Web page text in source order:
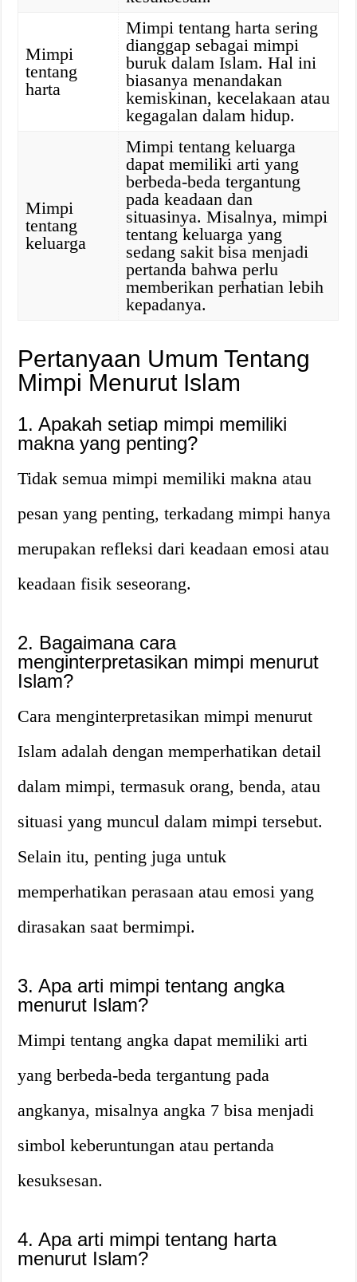
Mimpi
tentang
harta
Mimpi tentang harta sering
dianggap sebagai mimpi
buruk dalam Islam. Hal ini
biasanya menandakan
kemiskinan, kecelakaan atau
kegagalan dalam hidup.
Mimpi
tentang
keluarga
Mimpi tentang keluarga
dapat memiliki arti yang
berbeda-beda tergantung
pada keadaan dan
situasinya. Misalnya, mimpi
tentang keluarga yang
sedang sakit bisa menjadi
pertanda bahwa perlu
memberikan perhatian lebih
kepadanya.
Pertanyaan Umum Tentang
Mimpi Menurut Islam
1. Apakah setiap mimpi memiliki
makna yang penting?
Tidak semua mimpi memiliki makna atau
pesan yang penting, terkadang mimpi hanya
merupakan refleksi dari keadaan emosi atau
keadaan fisik seseorang.
2. Bagaimana cara
menginterpretasikan mimpi menurut
Islam?
Cara menginterpretasikan mimpi menurut
Islam adalah dengan memperhatikan detail
dalam mimpi, termasuk orang, benda, atau
situasi yang muncul dalam mimpi tersebut.
Selain itu, penting juga untuk
memperhatikan perasaan atau emosi yang
dirasakan saat bermimpi.
3. Apa arti mimpi tentang angka
menurut Islam?
Mimpi tentang angka dapat memiliki arti
yang berbeda-beda tergantung pada
angkanya, misalnya angka 7 bisa menjadi
simbol keberuntungan atau pertanda
kesuksesan.
4. Apa arti mimpi tentang harta
menurut Islam?